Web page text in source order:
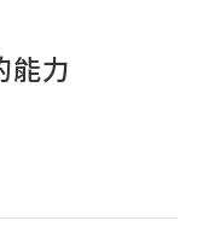
能力